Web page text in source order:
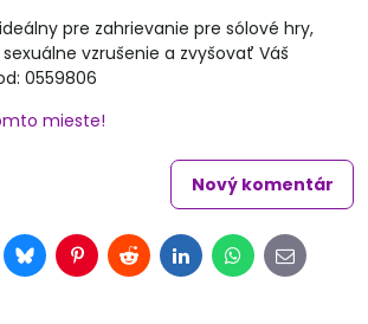
pre zahrievanie pre sólové hry,
vzrušenie a zvyšovať Váš
0559806
mieste!
Nový komentár
BlueskyPinterestRedditLinkedInWhatsApp
E-
mail